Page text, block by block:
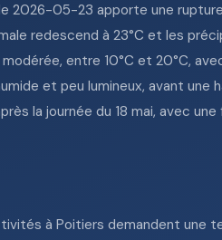
2026-05-23 apporte une
redescend à 23°C et les
entre 10°C et 20°C,
et peu lumineux, avant une
la journée du 18 mai, avec
à Poitiers demandent une